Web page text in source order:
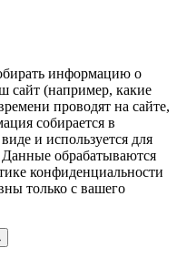
информацию о
сайт (например, какие
проводят на сайте,
собирается в
и используется для
обрабатываются
конфиденциальности
только с вашего